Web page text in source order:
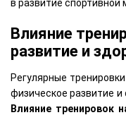
в развитие
Влияние
развитие и
Регулярные
физическое развитие и
Влияние тренировок